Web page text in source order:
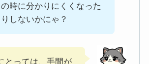
の時に分かりにくくなった
りしないかにゃ？
とっては、手間が